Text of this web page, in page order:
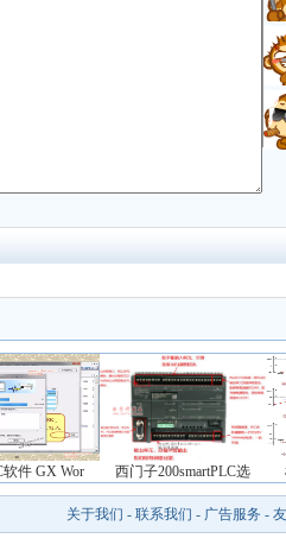
软件 GX Wor 西门子200smartPLC选
关于我们 - 联系我们 - 广告服务 -